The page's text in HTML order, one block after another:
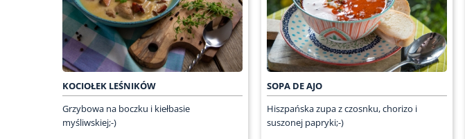
KOCIOŁEK LEŚNIKÓW
Grzybowa na boczku i kiełbasie
myśliwskiej;-)
SOPA DE AJO
Hiszpańska zupa z czosnku, chorizo i
suszonej papryki;-)